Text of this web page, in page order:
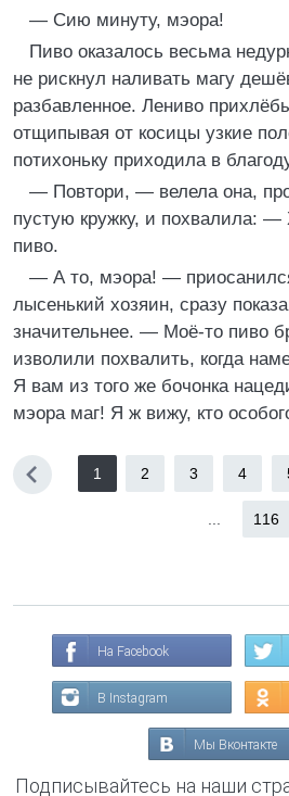
— Сию минуту, мэора!
Пиво оказалось весьма
не рискнул наливать магу
разбавленное. Лениво
отщипывая от косицы узкие
потихоньку приходила в
— Повтори, — велела она,
пустую кружку, и похвалила: —
пиво.
— А то, мэора! —
лысенький хозяин, сразу
значительнее. — Моё-то пиво
изволили похвалить, когда
Я вам из того же бочонка
мэора маг! Я ж вижу, кто
1 2 3 4
116
На Facebook
В Instagram
Мы Вконтакте
Подписывайтесь на наши